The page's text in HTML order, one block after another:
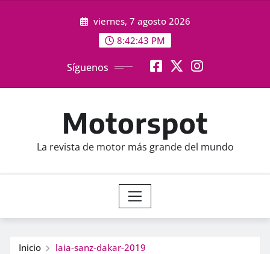
viernes, 7 agosto 2026
8:42:44 PM
Síguenos
Motorspot
La revista de motor más grande del mundo
Inicio laia-sanz-dakar-2019